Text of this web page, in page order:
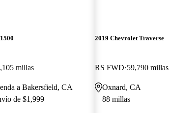
millas
a Bakersfield, CA
de $1,999
2019 Chevrolet Traverse
RS FWD 59,790 millas
Oxnard, CA
88 millas